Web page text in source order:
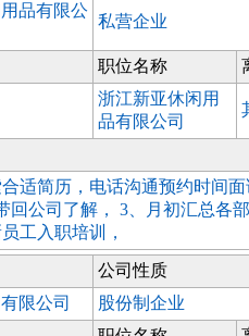
品有限公
私营企业
职位名称
浙江新亚休闲用
品有限公司
适简历，电话沟通预约时间
回公司了解， 3、月初汇总各
工入职培训，
公司性质
限公司
股份制企业